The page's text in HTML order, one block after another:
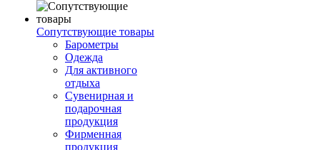
Сопутствующие товары
Барометры
Одежда
Для активного
отдыха
Сувенирная и
подарочная
продукция
Фирменная
продукция